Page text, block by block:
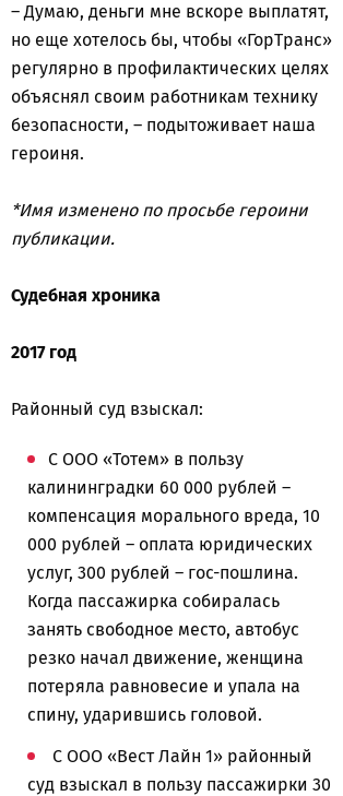
– Думаю, деньги мне вскоре выплатят,
но еще хотелось бы, чтобы «ГорТранс»
регулярно в профилактических целях
объяснял своим работникам технику
безопасности, – подытоживает наша
героиня.
*Имя изменено по просьбе героини
публикации.
Судебная хроника
2017 год
Районный суд взыскал:
С ООО «Тотем» в пользу
калининградки 60 000 рублей –
компенсация морального вреда, 10
000 рублей – оплата юридических
услуг, 300 рублей – гос-пошлина.
Когда пассажирка собиралась
занять свободное место, автобус
резко начал движение, женщина
потеряла равновесие и упала на
спину, ударившись головой.
С ООО «Вест Лайн 1» районный
суд взыскал в пользу пассажирки 30